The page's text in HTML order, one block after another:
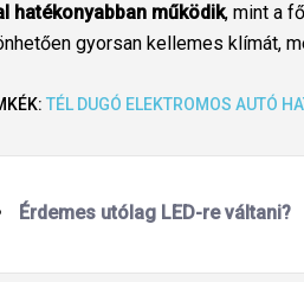
hatékonyabban működik, mint a
gyorsan kellemes klímát,
TÉL DUGÓ ELEKTROMOS AUTÓ
Érdemes utólag LED-re váltani?